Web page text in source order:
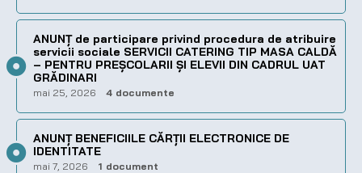
ANUNȚ de participare privind procedura de atribuire
servicii sociale SERVICII CATERING TIP MASA CALDĂ
– PENTRU PREȘCOLARII ȘI ELEVII DIN CADRUL UAT
GRĂDINARI
mai 25, 2026 4 documente
ANUNȚ BENEFICIILE CĂRȚII ELECTRONICE DE
IDENTITATE
mai 7, 2026 1 document